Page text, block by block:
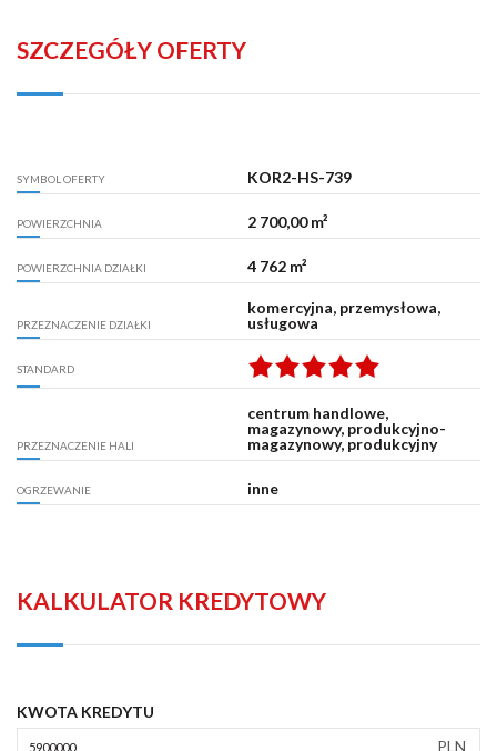
SZCZEGÓŁY OFERTY
SYMBOL OFERTY KOR2-HS-739
POWIERZCHNIA 2 700,00 m²
POWIERZCHNIA DZIAŁKI 4 762 m²
PRZEZNACZENIE DZIAŁKI
komercyjna, przemysłowa,
usługowa
STANDARD
PRZEZNACZENIE HALI
centrum handlowe,
magazynowy, produkcyjno-
magazynowy, produkcyjny
OGRZEWANIE inne
KALKULATOR KREDYTOWY
KWOTA KREDYTU
PLN